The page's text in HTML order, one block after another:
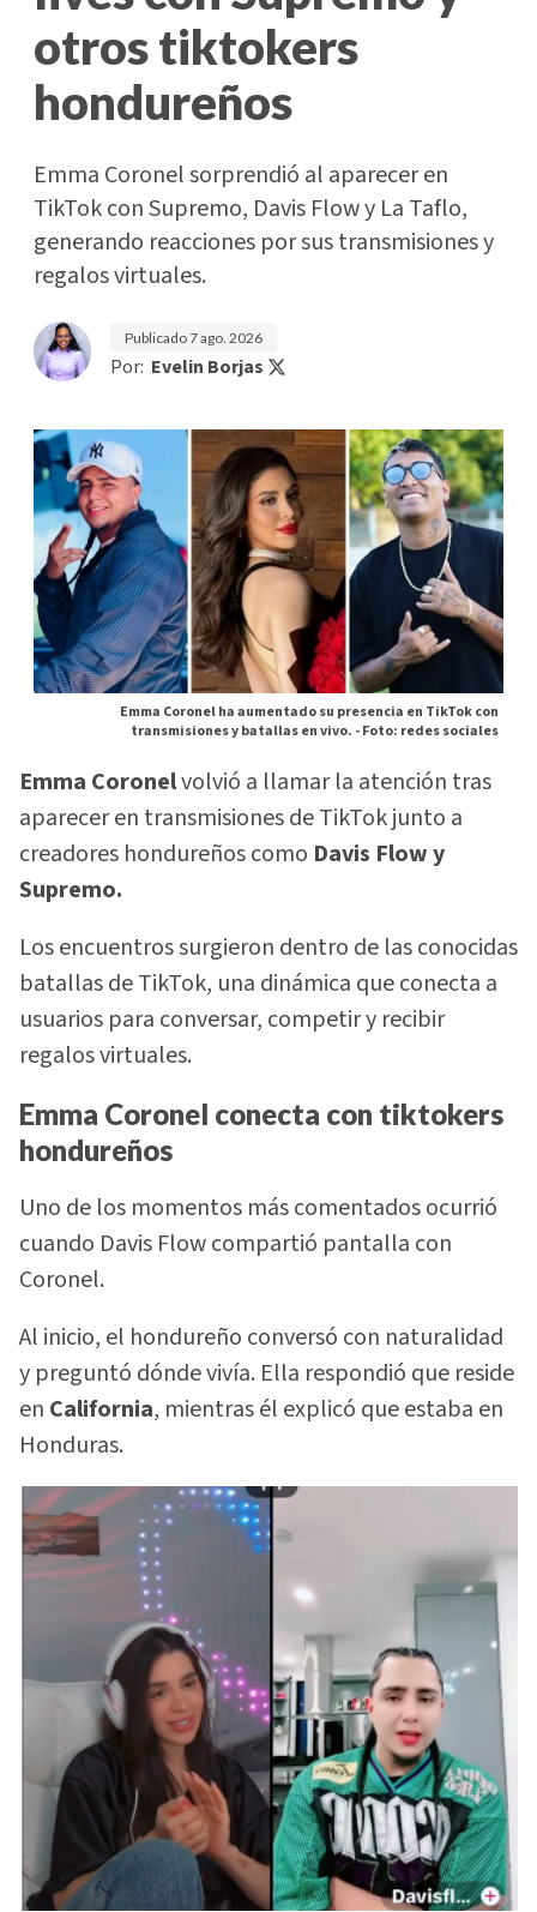
otros tiktokers
hondureños
Emma Coronel sorprendió al aparecer en
TikTok con Supremo, Davis Flow y La Taflo,
generando reacciones por sus transmisiones y
regalos virtuales.
Publicado7 ago. 2026
Por: Evelin Borjas
Emma Coronel ha aumentado su presencia en TikTok con
transmisiones y batallas en vivo. -Foto: redes sociales
Emma Coronelvolvió a llamar la atención tras
aparecer en transmisiones de TikTok junto a
creadores hondureños como Davis Flow y
Supremo.
Los encuentros surgieron dentro de las conocidas
batallas de TikTok, una dinámica que conecta a
usuarios para conversar, competir y recibir
regalos virtuales.
Emma Coronel conecta con tiktokers
hondureños
Uno de los momentos más comentados ocurrió
cuando Davis Flow compartió pantalla con
Coronel.
Al inicio, el hondureño conversó con naturalidad
y preguntó dónde vivía. Ella respondió que reside
en California, mientras él explicó que estaba en
Honduras.